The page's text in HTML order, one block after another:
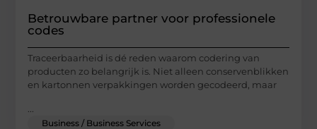
Betrouwbare partner voor professionele
codes
Traceerbaarheid is dé reden waarom codering van
producten zo belangrijk is. Niet alleen conservenblikken
en kartonnen verpakkingen worden gecodeerd, maar
Business / Business Services